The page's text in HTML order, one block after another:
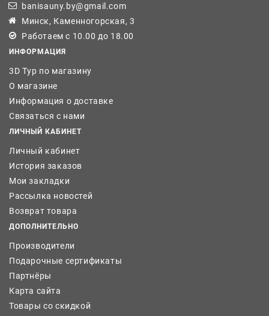
banisauny.by@gmail.com
Минск, Каменногорская, 3
Работаем с 10.00 до 18.00
ИНФОРМАЦИЯ
3D Тур по магазину
О магазине
Информация о доставке
Связаться с нами
ЛИЧНЫЙ КАБИНЕТ
Личный кабинет
История заказов
Мои закладки
Рассылка новостей
Возврат товара
ДОПОЛНИТЕЛЬНО
Производители
Подарочные сертификаты
Партнёры
Карта сайта
Товары со скидкой